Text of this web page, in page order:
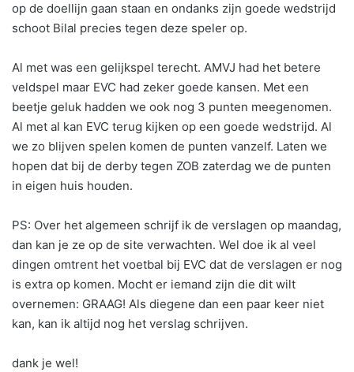
op de doellijn gaan staan en ondanks zijn goede wedstrijd
schoot Bilal precies tegen deze speler op.
Al met was een gelijkspel terecht. AMVJ had het betere
veldspel maar EVC had zeker goede kansen. Met een
beetje geluk hadden we ook nog 3 punten meegenomen.
Al met al kan EVC terug kijken op een goede wedstrijd. Al
we zo blijven spelen komen de punten vanzelf. Laten we
hopen dat bij de derby tegen ZOB zaterdag we de punten
in eigen huis houden.
PS: Over het algemeen schrijf ik de verslagen op maandag,
dan kan je ze op de site verwachten. Wel doe ik al veel
dingen omtrent het voetbal bij EVC dat de verslagen er nog
is extra op komen. Mocht er iemand zijn die dit wilt
overnemen: GRAAG! Als diegene dan een paar keer niet
kan, kan ik altijd nog het verslag schrijven.
dank je wel!